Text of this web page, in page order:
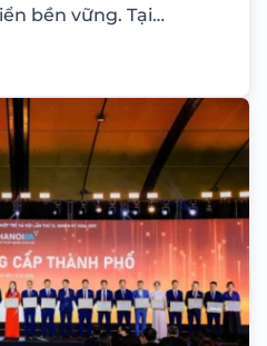
bền vững. Tại